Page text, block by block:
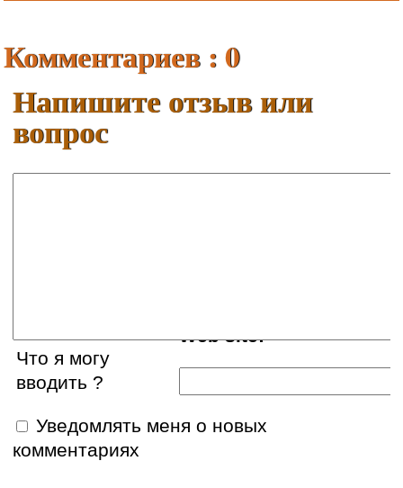
Комментариев : 0
Напишите отзыв или
вопрос
Web site:
Что я могу
вводить ?
Уведомлять меня о новых
комментариях